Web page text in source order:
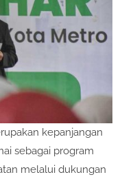
kepanjangan
sebagai program
melalui dukungan